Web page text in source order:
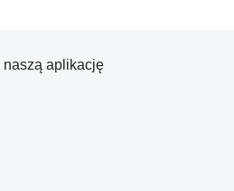
naszą aplikację